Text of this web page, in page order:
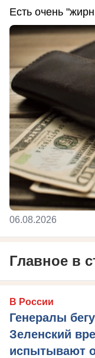
Есть очень
06.08.2026
Главное в
В России
Генералы
Зеленский
испытывают